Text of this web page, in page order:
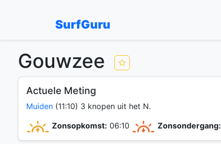
SurfGuru
Gouwzee
Actuele Meting
Muiden (11:10) 3 knopen uit het N.
Zonsopkomst: 06:10 Zonsondergang: